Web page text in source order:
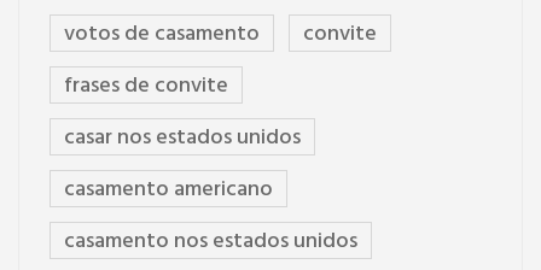
votos de casamento
convite
frases de convite
casar nos estados unidos
casamento americano
casamento nos estados unidos